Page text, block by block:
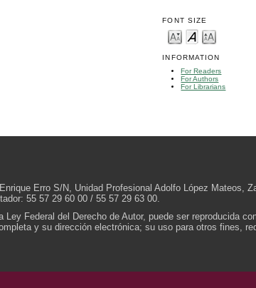
FONT SIZE
INFORMATION
For Readers
For Authors
For Librarians
Erro S/N, Unidad Profesional Adolfo López Mateos,
55 57 29 60 00 / 55 57 29 63 00.
Federal del Derecho de Autor, puede ser reproducida
y su dirección electrónica; su uso para otros fines,